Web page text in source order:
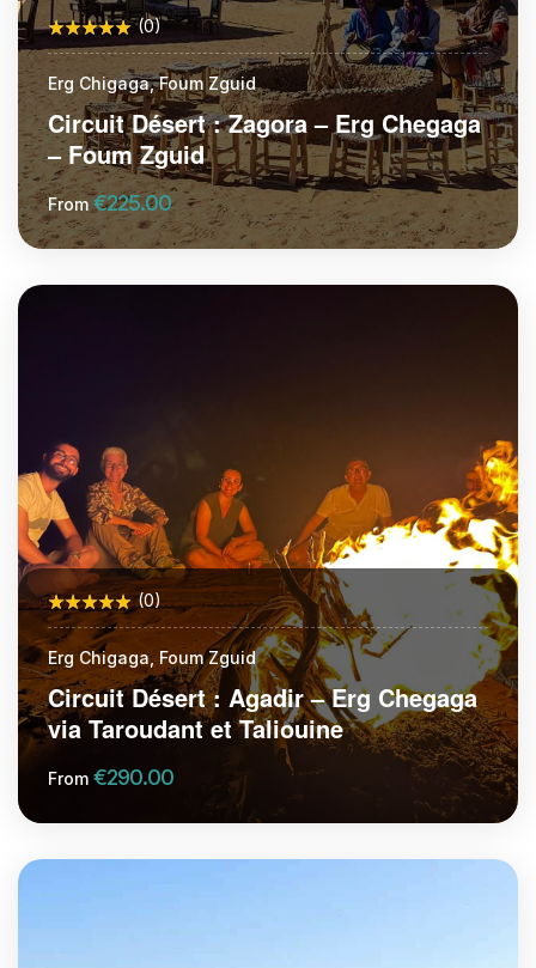
(0)
Erg Chigaga, Foum Zguid
Circuit Désert : Zagora – Erg Chegaga
– Foum Zguid
From €225.00
(0)
Erg Chigaga, Foum Zguid
Circuit Désert : Agadir – Erg Chegaga
via Taroudant et Taliouine
From €290.00